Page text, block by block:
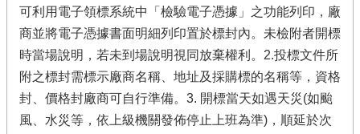
可利用電子領標系統中「檢驗電子憑據」之功能列印，廠
商並將電子憑據書面明細列印置於標封內。未檢附者開標
時當場說明，若未到場說明視同放棄權利。2.投標文件所
附之標封需標示廠商名稱、地址及採購標的名稱等，資格
封、價格封廠商可自行準備。3. 開標當天如遇天災(如颱
風、水災等，依上級機關發佈停止上班為準)，順延於次